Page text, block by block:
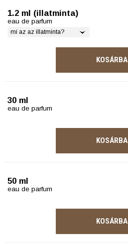
1.2 ml (illatminta)
eau de parfum
mi az az illatminta?
KOSÁRBA
30 ml
eau de parfum
KOSÁRBA
50 ml
eau de parfum
KOSÁRBA